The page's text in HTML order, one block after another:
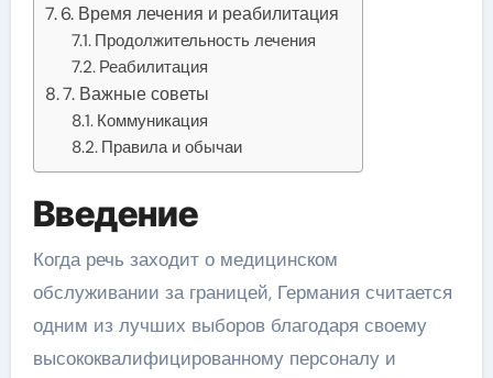
6. Время лечения и реабилитация
Продолжительность лечения
Реабилитация
7. Важные советы
Коммуникация
Правила и обычаи
Введение
Когда речь заходит о медицинском
обслуживании за границей, Германия считается
одним из лучших выборов благодаря своему
высококвалифицированному персоналу и